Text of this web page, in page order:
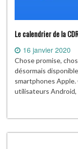
Le calendrier de la
16 janvier 2020
Chose promise,
désormais
smartphones
utilisateurs